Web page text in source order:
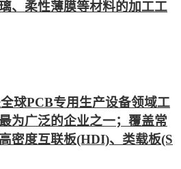
、柔性薄膜等材料的加工工
球PCB专用生产设备领域工
为广泛的企业之一；覆盖常
密度互联板(HDI)、类载板(S